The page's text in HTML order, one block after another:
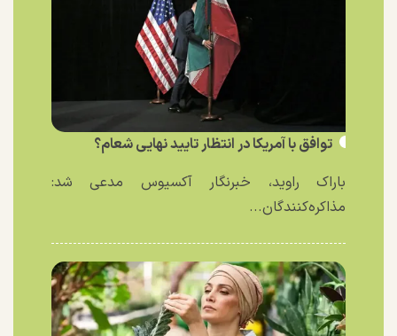
توافق با آمریکا در انتظار تایید نهایی شعام؟
باراک راوید، خبرنگار آکسیوس مدعی شد:
مذاکره‌کنندگان...